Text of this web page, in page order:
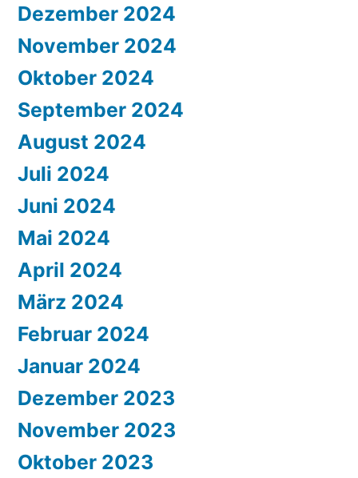
Dezember 2024
November 2024
Oktober 2024
September 2024
August 2024
Juli 2024
Juni 2024
Mai 2024
April 2024
März 2024
Februar 2024
Januar 2024
Dezember 2023
November 2023
Oktober 2023